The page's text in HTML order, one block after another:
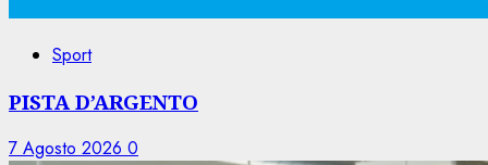
Sport
PISTA D’ARGENTO
7 Agosto 2026 0